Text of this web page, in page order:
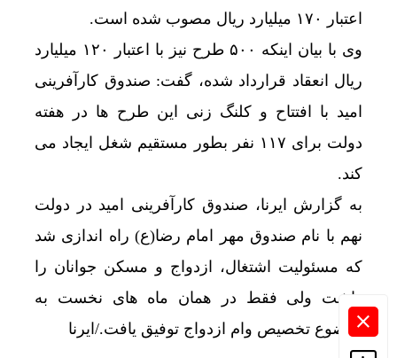
اعتبار ۱۷۰ میلیارد ریال مصوب شده است.
وی با بیان اینکه ۵۰۰ طرح نیز با اعتبار ۱۲۰ میلیارد
ریال انعقاد قرارداد شده، گفت: صندوق کارآفرینی
امید با افتتاح و کلنگ زنی این طرح ها در هفته
دولت برای ۱۱۷ نفر بطور مستقیم شغل ایجاد می
کند.
به گزارش ایرنا، صندوق کارآفرینی امید در دولت
نهم با نام صندوق مهر امام رضا(ع) راه اندازی شد
که مسئولیت اشتغال، ازدواج و مسکن جوانان را
داشت ولی فقط در همان ماه های نخست به
موضوع تخصیص وام ازدواج توفیق یافت./ایرنا